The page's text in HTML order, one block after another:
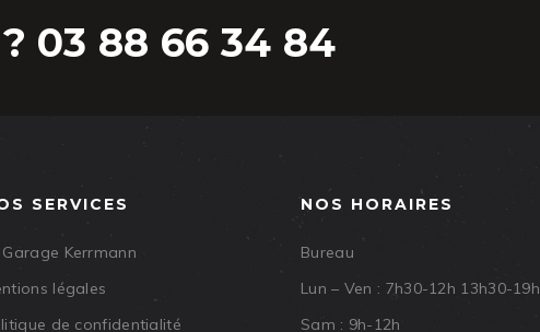
03 88 66 34 84
SERVICES
Garage Kerrmann
légales
de confidentialité
NOS HORAIRES
Bureau
Lun – Ven : 7h30-12h 13h30-19h
Sam : 9h-12h